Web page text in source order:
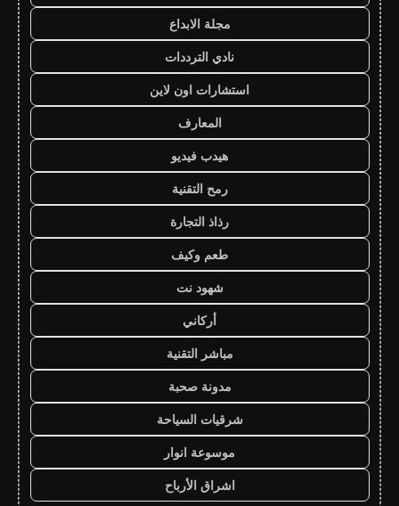
مجلة الابداع
نادي الترددات
استشارات اون لاين
المعارف
هيدب فيديو
رمح التقنية
رذاذ التجارة
طعم وكيف
شهود نت
أركاني
مباشر التقنية
مدونة صحبة
شرقيات السياحة
موسوعة انوار
اشراق الأرباح